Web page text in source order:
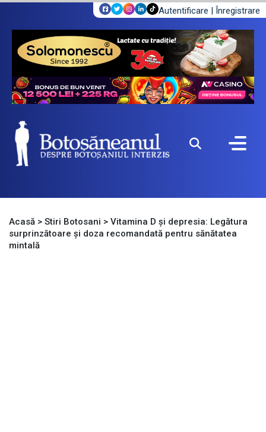
Autentificare | Înregistrare
Acasă > Stiri Botosani > Vitamina D și depresia: Legătura
surprinzătoare și doza recomandată pentru sănătatea
mintală